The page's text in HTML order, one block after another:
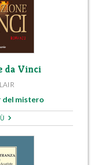
da Vinci
del mistero